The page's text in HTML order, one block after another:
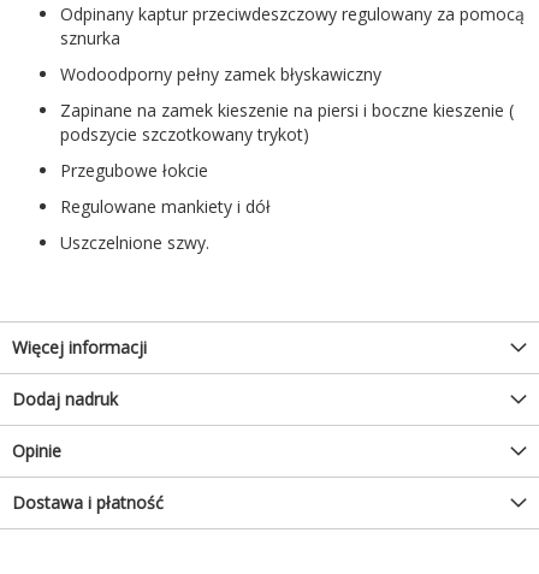
Odpinany kaptur przeciwdeszczowy regulowany za pomocą
sznurka
Wodoodporny pełny zamek błyskawiczny
Zapinane na zamek kieszenie na piersi i boczne kieszenie (
podszycie szczotkowany trykot)
Przegubowe łokcie
Regulowane mankiety i dół
Uszczelnione szwy.
Więcej informacji
Dodaj nadruk
Opinie
Dostawa i płatność